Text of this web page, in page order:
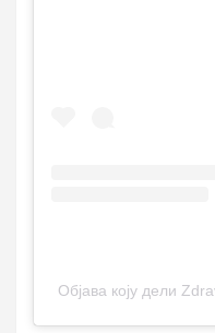
Објава коју дели